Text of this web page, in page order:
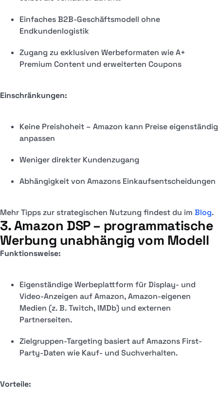
Einfaches B2B-Geschäftsmodell ohne
Endkundenlogistik
Zugang zu exklusiven Werbeformaten wie A+
Premium Content und erweiterten Coupons
Einschränkungen:
Keine Preishoheit – Amazon kann Preise eigenständig
anpassen
Weniger direkter Kundenzugang
Abhängigkeit von Amazons Einkaufsentscheidungen
Mehr Tipps zur strategischen Nutzung findest du im Blog.
3. Amazon DSP – programmatische
Werbung unabhängig vom Modell
Funktionsweise:
Eigenständige Werbeplattform für Display- und
Video-Anzeigen auf Amazon, Amazon-eigenen
Medien (z. B. Twitch, IMDb) und externen
Partnerseiten.
Zielgruppen-Targeting basiert auf Amazons First-
Party-Daten wie Kauf- und Suchverhalten.
Vorteile: